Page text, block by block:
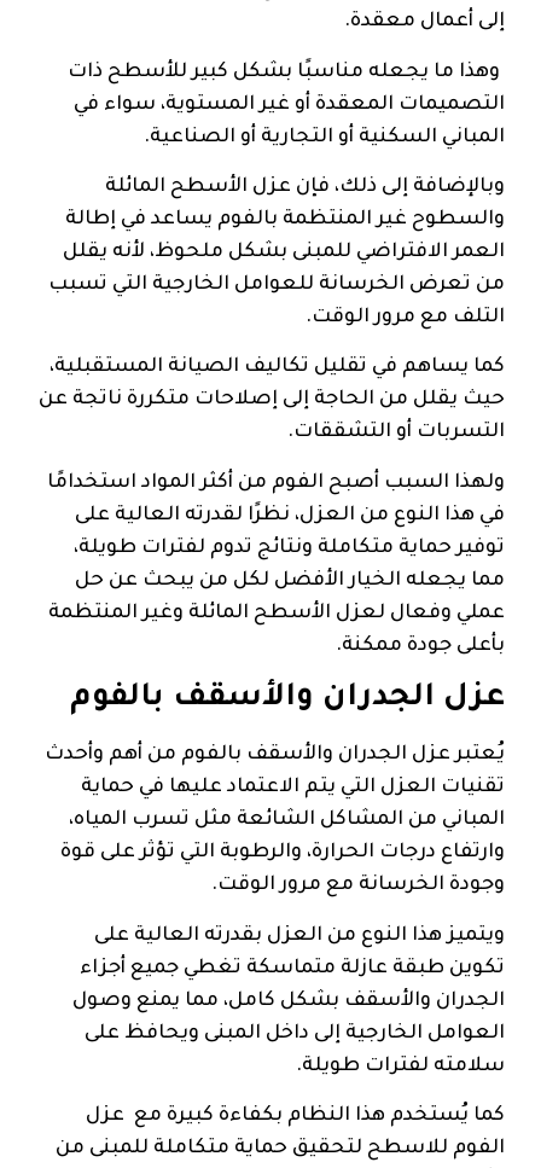
إلى أعمال معقدة.
وهذا ما يجعله مناسبًا بشكل كبير للأسطح ذات
التصميمات المعقدة أو غير المستوية، سواء في
المباني السكنية أو التجارية أو الصناعية.
وبالإضافة إلى ذلك، فإن عزل الأسطح المائلة
والسطوح غير المنتظمة بالفوم يساعد في إطالة
العمر الافتراضي للمبنى بشكل ملحوظ، لأنه يقلل
من تعرض الخرسانة للعوامل الخارجية التي تسبب
التلف مع مرور الوقت.
كما يساهم في تقليل تكاليف الصيانة المستقبلية،
حيث يقلل من الحاجة إلى إصلاحات متكررة ناتجة عن
التسربات أو التشققات.
ولهذا السبب أصبح الفوم من أكثر المواد استخدامًا
في هذا النوع من العزل، نظرًا لقدرته العالية على
توفير حماية متكاملة ونتائج تدوم لفترات طويلة،
مما يجعله الخيار الأفضل لكل من يبحث عن حل
عملي وفعال لعزل الأسطح المائلة وغير المنتظمة
بأعلى جودة ممكنة.
عزل الجدران والأسقف بالفوم
يُعتبر عزل الجدران والأسقف بالفوم من أهم وأحدث
تقنيات العزل التي يتم الاعتماد عليها في حماية
المباني من المشاكل الشائعة مثل تسرب المياه،
وارتفاع درجات الحرارة، والرطوبة التي تؤثر على قوة
وجودة الخرسانة مع مرور الوقت.
ويتميز هذا النوع من العزل بقدرته العالية على
تكوين طبقة عازلة متماسكة تغطي جميع أجزاء
الجدران والأسقف بشكل كامل، مما يمنع وصول
العوامل الخارجية إلى داخل المبنى ويحافظ على
سلامته لفترات طويلة.
كما يُستخدم هذا النظام بكفاءة كبيرة مع عزل
الفوم للاسطح لتحقيق حماية متكاملة للمبنى من